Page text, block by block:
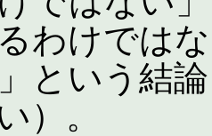
わけでは
という結
）。